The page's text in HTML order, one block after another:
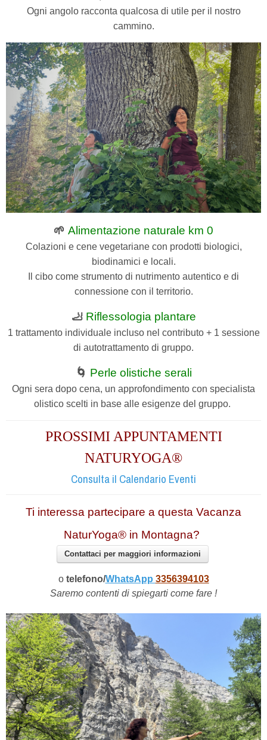
Ogni angolo racconta qualcosa di utile per il nostro
cammino.
🌱 Alimentazione naturale km 0
Colazioni e cene vegetariane con prodotti biologici,
biodinamici e locali.
Il cibo come strumento di nutrimento autentico e di
connessione con il territorio.
🦶 Riflessologia plantare
1 trattamento individuale incluso nel contributo + 1 sessione
di autotrattamento di gruppo.
🌀 Perle olistiche serali
Ogni sera dopo cena, un approfondimento con specialista
olistico scelti in base alle esigenze del gruppo.
PROSSIMI APPUNTAMENTI
NATURYOGA®
Consulta il Calendario Eventi
Ti interessa partecipare a questa Vacanza
NaturYoga® in Montagna?
Contattaci per maggiori informazioni
o telefono/WhatsApp 3356394103
Saremo contenti di spiegarti come fare !